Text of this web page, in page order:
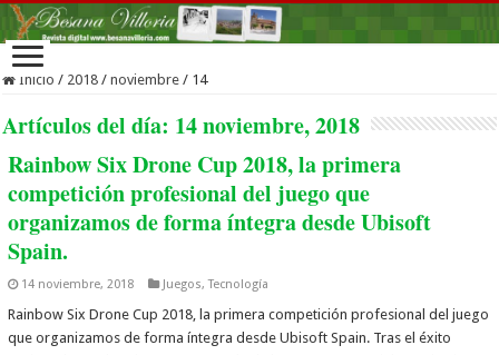
Inicio / 2018 / noviembre / 14
Artículos del día: 14 noviembre, 2018
Rainbow Six Drone Cup 2018, la primera
competición profesional del juego que
organizamos de forma íntegra desde Ubisoft
Spain.
14 noviembre, 2018 Juegos,Tecnología
Rainbow Six Drone Cup 2018, la primera competición profesional del juego
que organizamos de forma íntegra desde Ubisoft Spain. Tras el éxito